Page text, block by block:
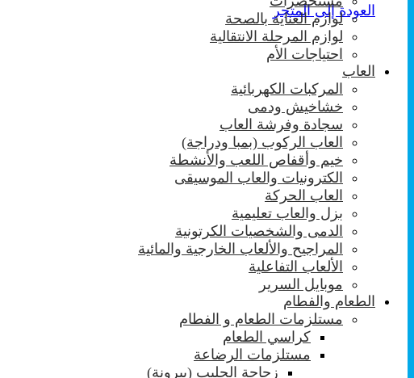
العودة إلى المتجر
لوازم العناية بالصحة
لوازم المرحلة الانتقالية
احتياجات الأم
العاب
المركبات الكهربائية
خشاخيش ودمى
سجادة وفرشة العاب
العاب الركوب (بمبا ودراجة)
خيم وأقفاص اللعب والأنشطة
الكترونيات والعاب الموسيقى
العاب الحركة
بزل والعاب تعليمية
الدمى والشخصيات الكرتونية
المراجيح والألعاب الخارجية والمائية
الألعاب التفاعلية
موبايل السرير
الطعام والفطام
مستلزمات الطعام و الفطام
كراسي الطعام
مستلزمات الرضاعة
زجاجة الحليب (ببرونة)